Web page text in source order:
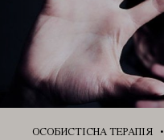
ОСОБИСТІСНА ТЕРАПІЯ